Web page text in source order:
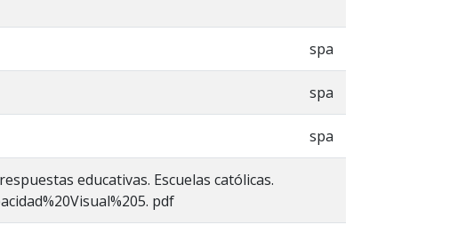
spa
spa
spa
educativas. Escuelas católicas.
pdf